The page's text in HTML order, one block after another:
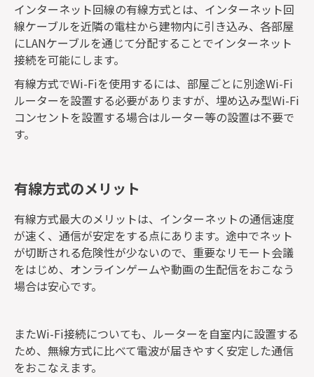
インターネット回線の有線方式とは、インターネット回
線ケーブルを近隣の電柱から建物内に引き込み、各部屋
にLANケーブルを通じて分配することでインターネット
接続を可能にします。
有線方式でWi-Fiを使用するには、部屋ごとに別途Wi-Fi
ルーターを設置する必要がありますが、埋め込み型Wi-Fi
コンセントを設置する場合はルーター等の設置は不要で
す。
有線方式のメリット
有線方式最大のメリットは、インターネットの通信速度
が速く、通信が安定をする点にあります。途中でネット
が切断される危険性が少ないので、重要なリモート会議
をはじめ、オンラインゲームや動画の生配信をおこなう
場合は安心です。
またWi-Fi接続についても、ルーターを自室内に設置する
ため、無線方式に比べて電波が届きやすく安定した通信
をおこなえます。